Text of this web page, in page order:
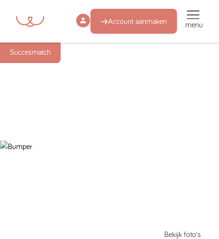
Account aanmaken menu
Succesmatch
Bekijk foto's